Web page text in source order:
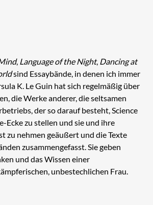
, Language of the Night, Dancing at
sind Essaybände, in denen ich immer
K. Le Guin hat sich regelmäßig über
die Werke anderer, die seltsamen
der so darauf besteht, Science
Ecke zu stellen und sie und ihre
zu nehmen geäußert und die Texte
zusammengefasst. Sie geben
und das Wissen einer
unbestechlichen Frau.